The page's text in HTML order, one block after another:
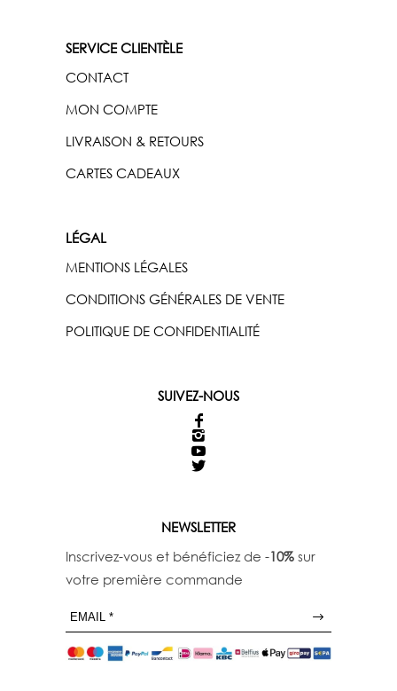
SERVICE CLIENTÈLE
CONTACT
MON COMPTE
LIVRAISON & RETOURS
CARTES CADEAUX
LÉGAL
MENTIONS LÉGALES
CONDITIONS GÉNÉRALES DE VENTE
POLITIQUE DE CONFIDENTIALITÉ
SUIVEZ-NOUS
NEWSLETTER
Inscrivez-vous et bénéficiez de -10% sur
votre première commande